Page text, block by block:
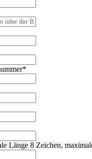
*
Länge 8 Zeichen,